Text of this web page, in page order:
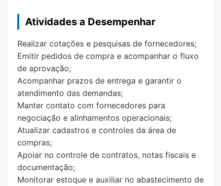
Atividades a Desempenhar
Realizar cotações e pesquisas de fornecedores;
Emitir pedidos de compra e acompanhar o fluxo
de aprovação;
Acompanhar prazos de entrega e garantir o
atendimento das demandas;
Manter contato com fornecedores para
negociação e alinhamentos operacionais;
Atualizar cadastros e controles da área de
compras;
Apoiar no controle de contratos, notas fiscais e
documentação;
Monitorar estoque e auxiliar no abastecimento de